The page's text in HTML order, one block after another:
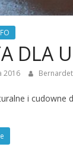
DLA
2016
i cudowne